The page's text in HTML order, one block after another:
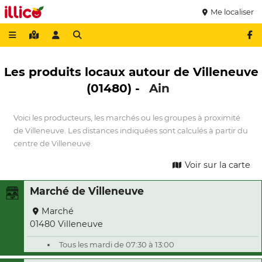
Me localiser
Les produits locaux autour de Villeneuve
(01480) -
Ain
Voici les producteurs, les marchés ou les groupes à proximité
de Villeneuve. Les distances indiquées sont calculés à partir du
centre de Villeneuve.
Voir sur la carte
Marché de Villeneuve
Marché
01480 Villeneuve
Tous les mardi de 07:30 à 13:00